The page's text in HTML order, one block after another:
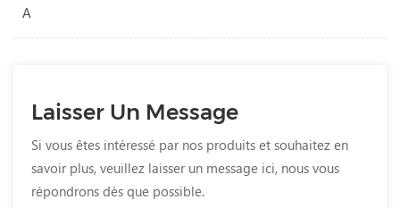
A
Laisser Un Message
Si vous êtes intéressé par nos produits et souhaitez en
savoir plus, veuillez laisser un message ici, nous vous
répondrons dès que possible.